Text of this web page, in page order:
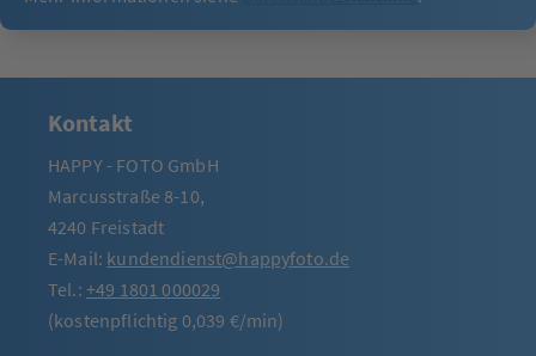
Kontakt
HAPPY - FOTO GmbH
Marcusstraße 8-10,
4240 Freistadt
E-Mail: kundendienst@happyfoto.de
Tel.: +49 1801 000029
(kostenpflichtig 0,039 €/min)